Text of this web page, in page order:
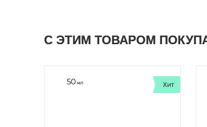
С ЭТИМ ТОВАРОМ
50мл Хит